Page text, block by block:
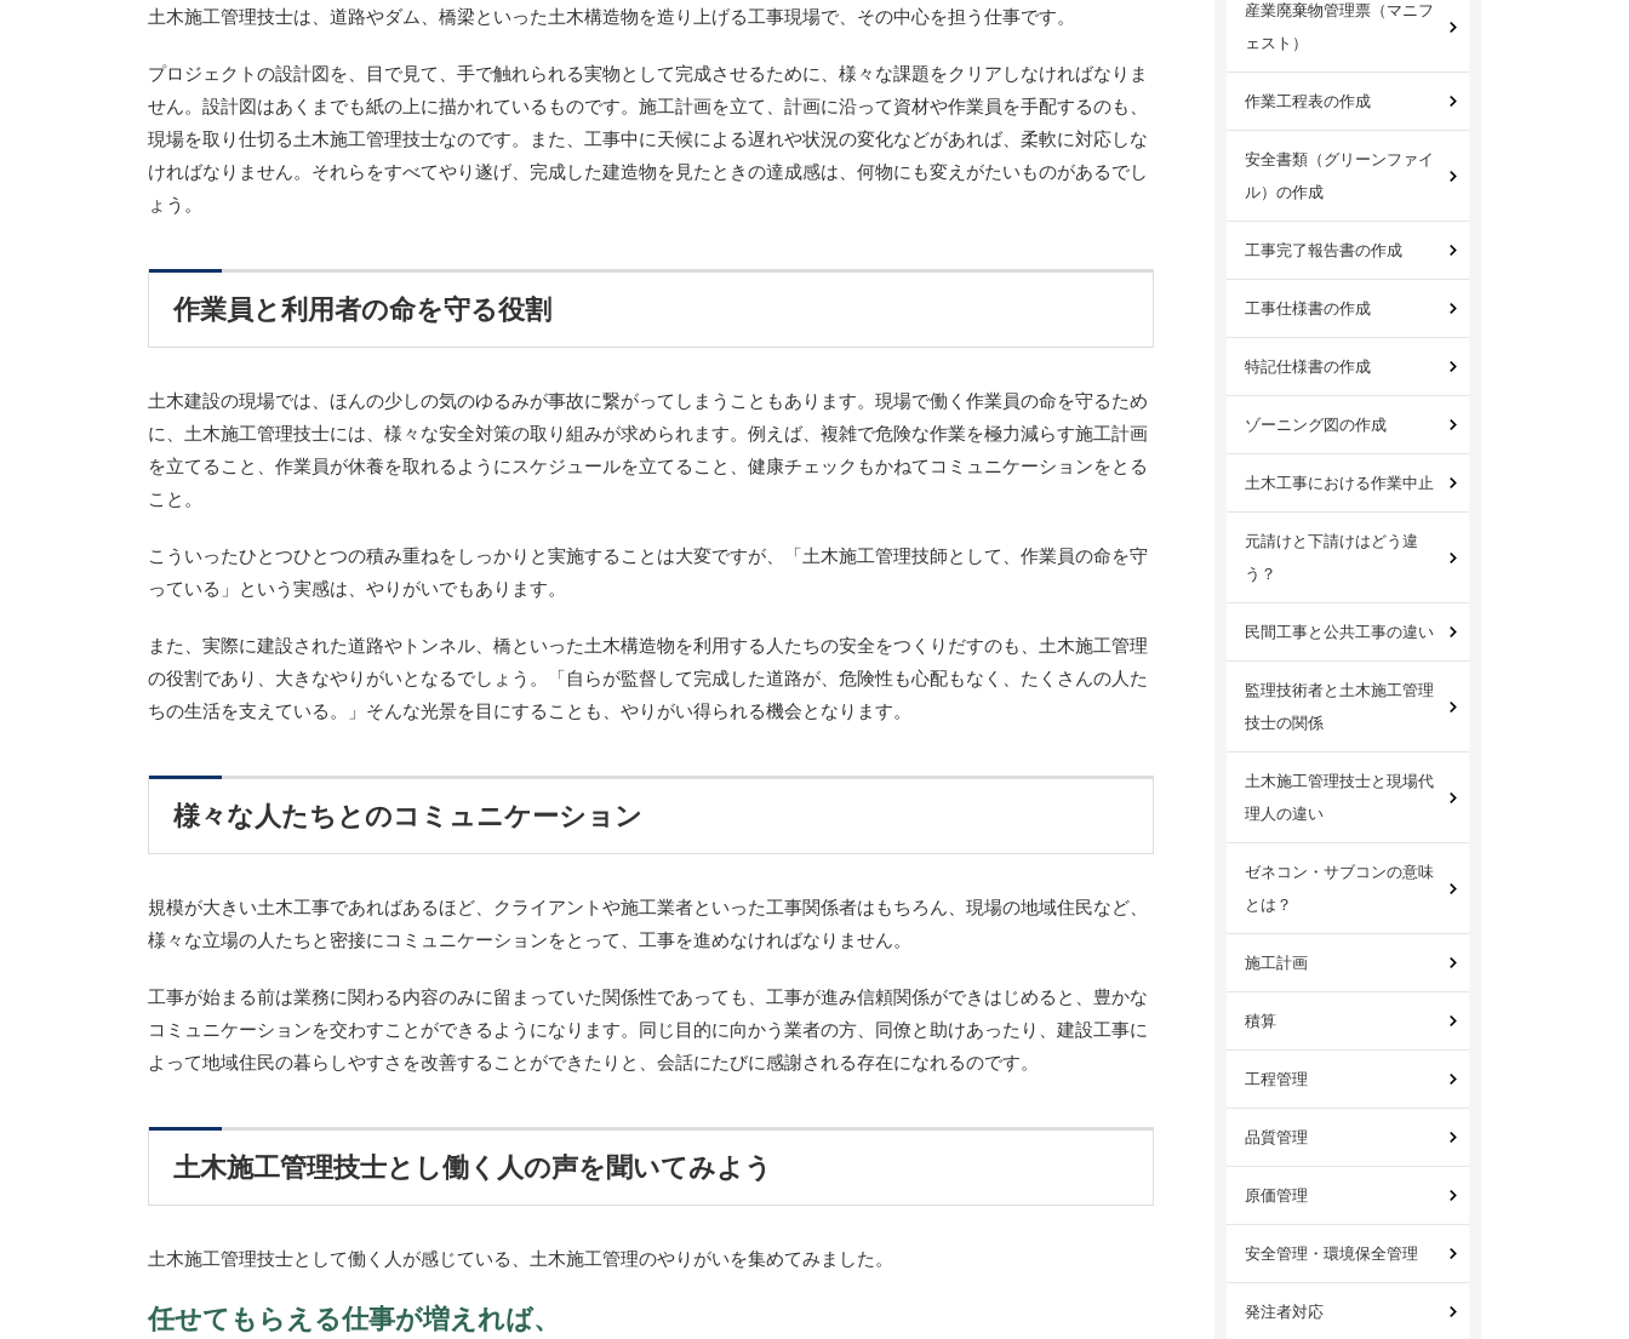
土木施工管理技士は、道路やダム、橋梁といった土木構造物を造り上げる工事現場で、その中心を担う仕事です。
プロジェクトの設計図を、目で見て、手で触れられる実物として完成させるために、様々な課題をクリアしなければなりま
せん。設計図はあくまでも紙の上に描かれているものです。施工計画を立て、計画に沿って資材や作業員を手配するのも、
現場を取り仕切る土木施工管理技士なのです。また、工事中に天候による遅れや状況の変化などがあれば、柔軟に対応しな
ければなりません。それらをすべてやり遂げ、完成した建造物を見たときの達成感は、何物にも変えがたいものがあるでし
ょう。
作業員と利用者の命を守る役割
土木建設の現場では、ほんの少しの気のゆるみが事故に繋がってしまうこともあります。現場で働く作業員の命を守るため
に、土木施工管理技士には、様々な安全対策の取り組みが求められます。例えば、複雑で危険な作業を極力減らす施工計画
を立てること、作業員が休養を取れるようにスケジュールを立てること、健康チェックもかねてコミュニケーションをとる
こと。
こういったひとつひとつの積み重ねをしっかりと実施することは大変ですが、「土木施工管理技師として、作業員の命を守
っている」という実感は、やりがいでもあります。
また、実際に建設された道路やトンネル、橋といった土木構造物を利用する人たちの安全をつくりだすのも、土木施工管理
の役割であり、大きなやりがいとなるでしょう。「自らが監督して完成した道路が、危険性も心配もなく、たくさんの人た
ちの生活を支えている。」そんな光景を目にすることも、やりがい得られる機会となります。
様々な人たちとのコミュニケーション
規模が大きい土木工事であればあるほど、クライアントや施工業者といった工事関係者はもちろん、現場の地域住民など、
様々な立場の人たちと密接にコミュニケーションをとって、工事を進めなければなりません。
工事が始まる前は業務に関わる内容のみに留まっていた関係性であっても、工事が進み信頼関係ができはじめると、豊かな
コミュニケーションを交わすことができるようになります。同じ目的に向かう業者の方、同僚と助けあったり、建設工事に
よって地域住民の暮らしやすさを改善することができたりと、会話にたびに感謝される存在になれるのです。
土木施工管理技士とし働く人の声を聞いてみよう
土木施工管理技士として働く人が感じている、土木施工管理のやりがいを集めてみました。
任せてもらえる仕事が増えれば、
産業廃棄物管理票（マニフ
ェスト）
作業工程表の作成
安全書類（グリーンファイ
ル）の作成
工事完了報告書の作成
工事仕様書の作成
特記仕様書の作成
ゾーニング図の作成
土木工事における作業中止
元請けと下請けはどう違
う？
民間工事と公共工事の違い
監理技術者と土木施工管理
技士の関係
土木施工管理技士と現場代
理人の違い
ゼネコン・サブコンの意味
とは？
施工計画
積算
工程管理
品質管理
原価管理
安全管理・環境保全管理
発注者対応